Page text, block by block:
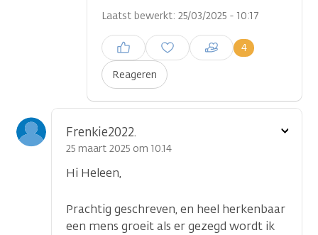
Laatst bewerkt: 25/03/2025 - 10:17
Reageren
4
Inloggen om een reactie te
plaatsen
Frenkie2022.
25 maart 2025 om 10.14
Hi Heleen,
Prachtig geschreven, en heel herkenbaar
een mens groeit als er gezegd wordt ik
Toon